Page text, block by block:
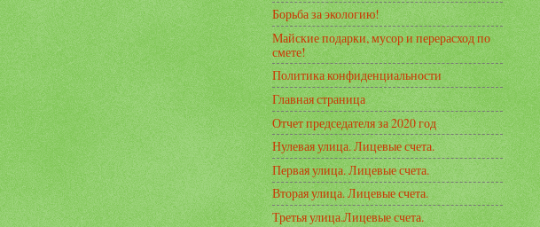
Борьба за экологию!
Майские подарки, мусор и перерасход по
смете!
Политика конфиденциальности
Главная страница
Отчет председателя за 2020 год
Нулевая улица. Лицевые счета.
Первая улица. Лицевые счета.
Вторая улица. Лицевые счета.
Третья улица.Лицевые счета.